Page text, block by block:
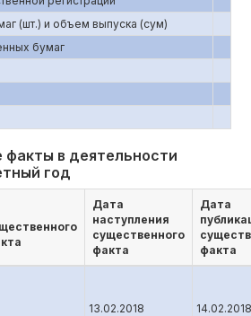
(шт.) и объем выпуска (сум)
бумаг
в деятельности
год
Дата
наступления
существенного
факта
Дата
факта
13.02.2018 14.02.2018